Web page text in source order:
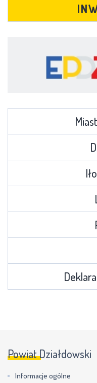
Powiat Działdowski
Informacje ogólne